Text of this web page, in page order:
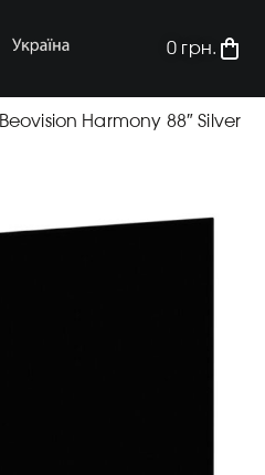
0 грн.
Beovision Harmony 88″ Silver